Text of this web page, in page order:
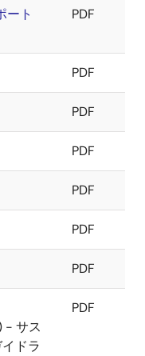
ート
PDF
PDF
PDF
PDF
PDF
PDF
PDF
- サス
ドラ
PDF